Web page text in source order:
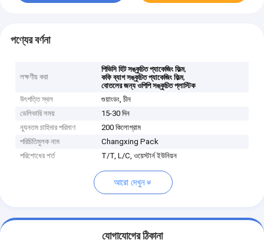
পণ্যের বর্ণনা
লক্ষণীয় করা
পিভিসি হিট সঙ্কুচিত প্যাকেজিং ফিল্ম,
কফি ব্যাগ সঙ্কুচিত প্যাকেজিং ফিল্ম,
বোতলের জন্য ওপিপি সঙ্কুচিত প্লাস্টিক
উৎপত্তি স্থল
গুয়াংডং, চীন
ডেলিভারি সময়
15-30 দিন
ন্যূনতম চাহিদার পরিমাণ
200 কিলোগ্রাম
পরিচিতিমুলক নাম
Changxing Pack
পরিশোধের শর্ত
T/T, L/C, ওয়েস্টার্ন ইউনিয়ন
আরো দেখুন
যোগাযোগের ঠিকানা